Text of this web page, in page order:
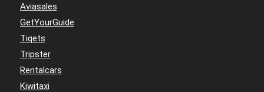
Aviasales
GetYourGuide
Tiqets
Tripster
Rentalcars
Kiwitaxi